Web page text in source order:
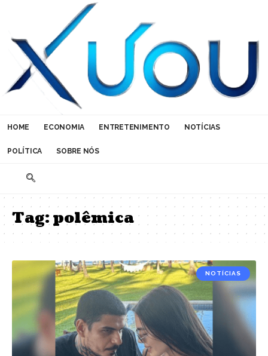
HOME ECONOMIA ENTRETENIMENTO NOTÍCIAS
POLÍTICA SOBRE NÓS
Tag:polêmica
NOTÍCIAS